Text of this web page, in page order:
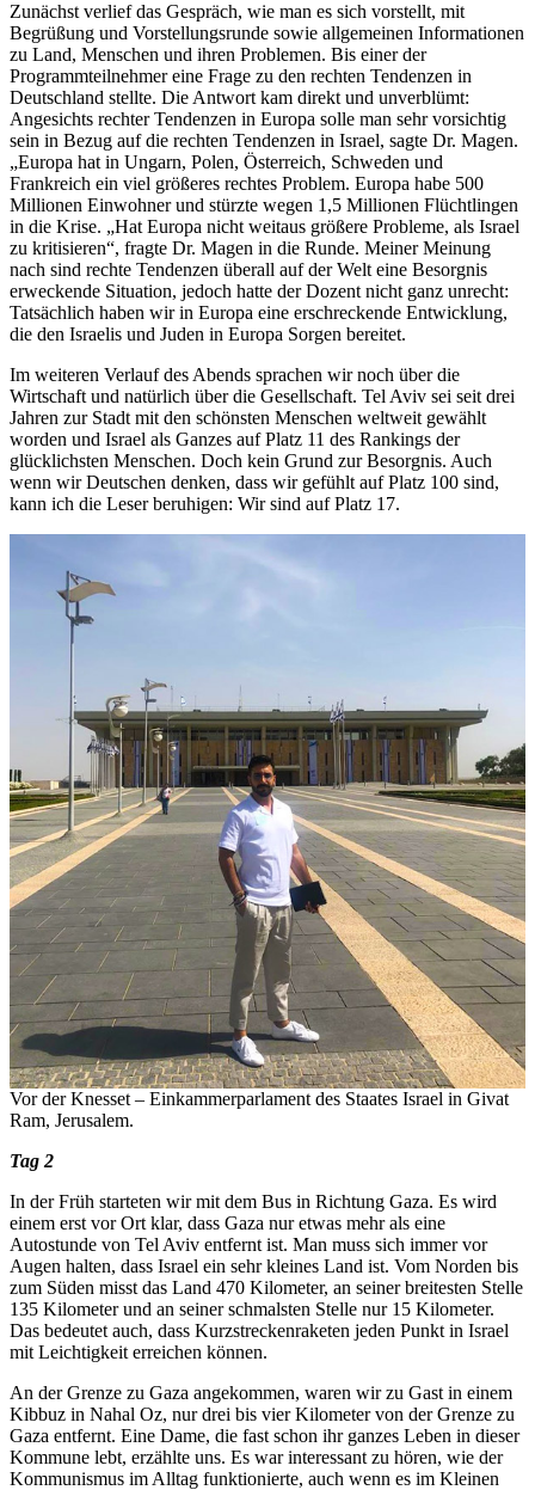
Zunächst verlief das Gespräch, wie man es sich vorstellt, mit
Begrüßung und Vorstellungsrunde sowie allgemeinen Informationen
zu Land, Menschen und ihren Problemen. Bis einer der
Programmteilnehmer eine Frage zu den rechten Tendenzen in
Deutschland stellte. Die Antwort kam direkt und unverblümt:
Angesichts rechter Tendenzen in Europa solle man sehr vorsichtig
sein in Bezug auf die rechten Tendenzen in Israel, sagte Dr. Magen.
„Europa hat in Ungarn, Polen, Österreich, Schweden und
Frankreich ein viel größeres rechtes Problem. Europa habe 500
Millionen Einwohner und stürzte wegen 1,5 Millionen Flüchtlingen
in die Krise. „Hat Europa nicht weitaus größere Probleme, als Israel
zu kritisieren“, fragte Dr. Magen in die Runde. Meiner Meinung
nach sind rechte Tendenzen überall auf der Welt eine Besorgnis
erweckende Situation, jedoch hatte der Dozent nicht ganz unrecht:
Tatsächlich haben wir in Europa eine erschreckende Entwicklung,
die den Israelis und Juden in Europa Sorgen bereitet.
Im weiteren Verlauf des Abends sprachen wir noch über die
Wirtschaft und natürlich über die Gesellschaft. Tel Aviv sei seit drei
Jahren zur Stadt mit den schönsten Menschen weltweit gewählt
worden und Israel als Ganzes auf Platz 11 des Rankings der
glücklichsten Menschen. Doch kein Grund zur Besorgnis. Auch
wenn wir Deutschen denken, dass wir gefühlt auf Platz 100 sind,
kann ich die Leser beruhigen: Wir sind auf Platz 17.
Vor der Knesset – Einkammerparlament des Staates Israel in Givat
Ram, Jerusalem.
Tag 2
In der Früh starteten wir mit dem Bus in Richtung Gaza. Es wird
einem erst vor Ort klar, dass Gaza nur etwas mehr als eine
Autostunde von Tel Aviv entfernt ist. Man muss sich immer vor
Augen halten, dass Israel ein sehr kleines Land ist. Vom Norden bis
zum Süden misst das Land 470 Kilometer, an seiner breitesten Stelle
135 Kilometer und an seiner schmalsten Stelle nur 15 Kilometer.
Das bedeutet auch, dass Kurzstreckenraketen jeden Punkt in Israel
mit Leichtigkeit erreichen können.
An der Grenze zu Gaza angekommen, waren wir zu Gast in einem
Kibbuz in Nahal Oz, nur drei bis vier Kilometer von der Grenze zu
Gaza entfernt. Eine Dame, die fast schon ihr ganzes Leben in dieser
Kommune lebt, erzählte uns. Es war interessant zu hören, wie der
Kommunismus im Alltag funktionierte, auch wenn es im Kleinen